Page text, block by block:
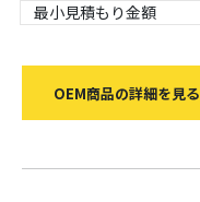
最小見積もり金額
OEM商品の詳細を見る